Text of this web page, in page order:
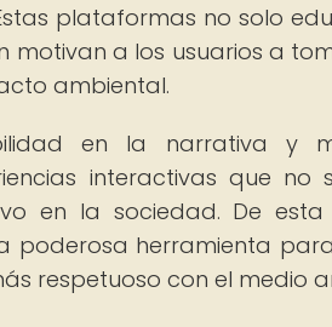
plataformas no solo
motivan a los usuarios a
ambiental.
en la narrativa y
interactivas que no
en la sociedad. De esta
poderosa herramienta
respetuoso con el medio